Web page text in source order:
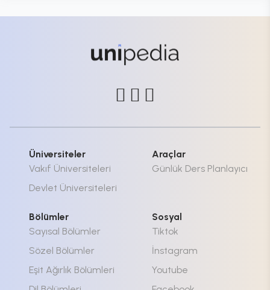
Üniversiteler
Vakıf Üniversiteleri
Devlet Üniversiteleri
Araçlar
Günlük Ders Planlayıcı
Bölümler
Sayısal Bölümler
Sözel Bölümler
Eşit Ağırlık Bölümleri
Sosyal
Tiktok
İnstagram
Youtube